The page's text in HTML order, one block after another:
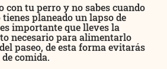
con tu perro y no sabes cuando
planeado un lapso de
importante que lleves la
necesario para alimentarlo
paseo, de esta forma evitarás
comida.